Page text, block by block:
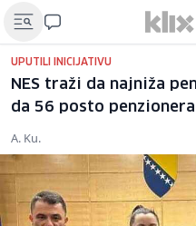
UPUTILI INICIJATIVU
NES traži da najniža
da 56 posto
A. Ku.